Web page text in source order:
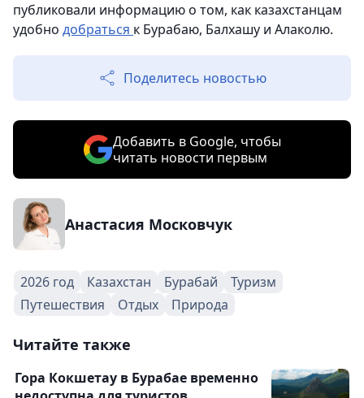
публиковали информацию о том, как казахстанцам
удобно добраться к Бурабаю, Балхашу и Алаколю.
Поделитесь новостью
Добавить в Google, чтобы
читать новости первым
Анастасия Московчук
2026 год Казахстан Бурабай
Туризм
Путешествия
Отдых Природа
Читайте также
Гора Кокшетау в Бурабае временно